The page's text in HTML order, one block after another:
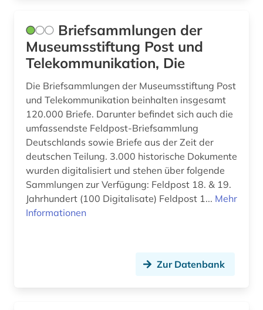
Briefsammlungen der
Museumsstiftung Post und
Telekommunikation, Die
Die Briefsammlungen der Museumsstiftung Post
und Telekommunikation beinhalten insgesamt
120.000 Briefe. Darunter befindet sich auch die
umfassendste Feldpost-Briefsammlung
Deutschlands sowie Briefe aus der Zeit der
deutschen Teilung. 3.000 historische Dokumente
wurden digitalisiert und stehen über folgende
Sammlungen zur Verfügung: Feldpost 18. & 19.
Jahrhundert (100 Digitalisate) Feldpost 1... Mehr
Informationen
Zur Datenbank